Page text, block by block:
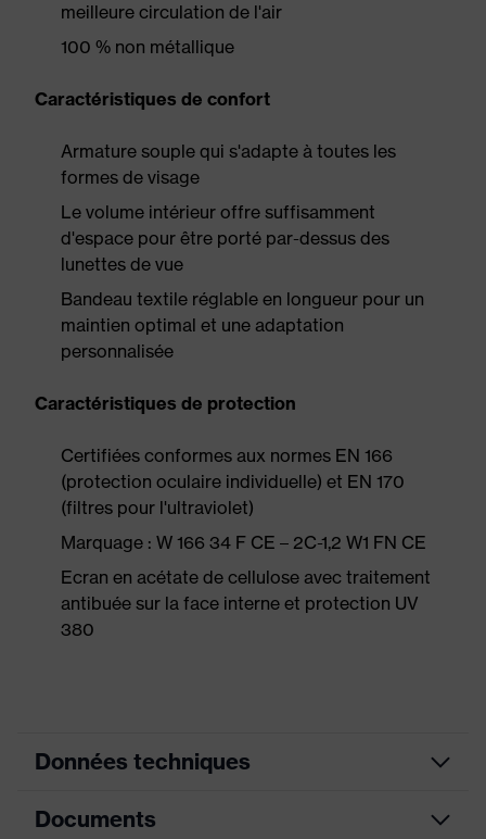
meilleure circulation de l'air
100 % non métallique
Caractéristiques de confort
Armature souple qui s'adapte à toutes les
formes de visage
Le volume intérieur offre suffisamment
d'espace pour être porté par-dessus des
lunettes de vue
Bandeau textile réglable en longueur pour un
maintien optimal et une adaptation
personnalisée
Caractéristiques de protection
Certifiées conformes aux normes EN 166
(protection oculaire individuelle) et EN 170
(filtres pour l'ultraviolet)
Marquage : W 166 34 F CE – 2C-1,2 W1 FN CE
Ecran en acétate de cellulose avec traitement
antibuée sur la face interne et protection UV
380
Données techniques
Couleur
Documents